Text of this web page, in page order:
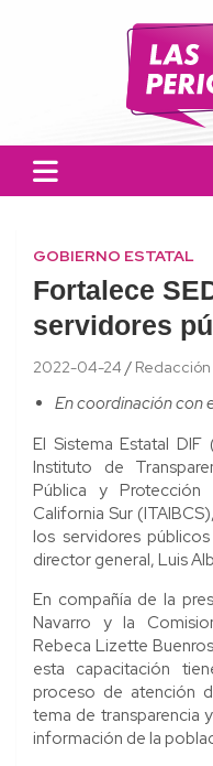
Las
informado a la población.
GOBIERNO ESTATAL
Fortalece
servidores
2022-04-24 Redacción
En coordinación con
El Sistema Estatal
Instituto de
Pública y
California Sur
los servidores
director general, Luis
En compañía de la
Navarro y la
Rebeca Lizette
esta capacitación
proceso de atención
tema de transparencia
información de la